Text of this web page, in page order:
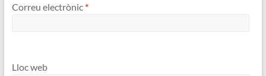
Correu electrònic *
Lloc web